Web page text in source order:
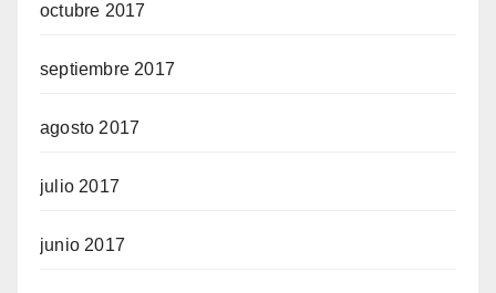
octubre 2017
septiembre 2017
agosto 2017
julio 2017
junio 2017